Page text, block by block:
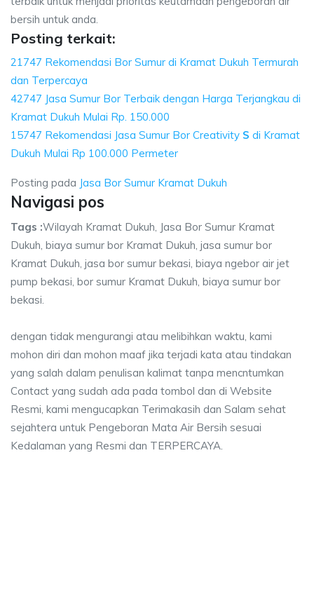
bersih untuk anda.
Posting terkait:
21747 Rekomendasi Bor Sumur di Kramat Dukuh Termurah
dan Terpercaya
42747 Jasa Sumur Bor Terbaik dengan Harga Terjangkau di
Kramat Dukuh Mulai Rp. 150.000
15747 Rekomendasi Jasa Sumur Bor Creativity S di Kramat
Dukuh Mulai Rp 100.000 Permeter
Posting pada Jasa Bor Sumur Kramat Dukuh
Navigasi pos
Tags :Wilayah Kramat Dukuh, Jasa Bor Sumur Kramat
Dukuh, biaya sumur bor Kramat Dukuh, jasa sumur bor
Kramat Dukuh, jasa bor sumur bekasi, biaya ngebor air jet
pump bekasi, bor sumur Kramat Dukuh, biaya sumur bor
bekasi.
dengan tidak mengurangi atau melibihkan waktu, kami
mohon diri dan mohon maaf jika terjadi kata atau tindakan
yang salah dalam penulisan kalimat tanpa mencntumkan
Contact yang sudah ada pada tombol dan di Website
Resmi, kami mengucapkan Terimakasih dan Salam sehat
sejahtera untuk Pengeboran Mata Air Bersih sesuai
Kedalaman yang Resmi dan TERPERCAYA.